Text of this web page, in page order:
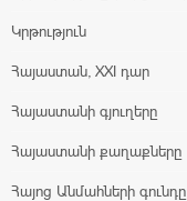
Կրթություն
Հայաստան, XXI դար
Հայաստանի գյուղերը
Հայաստանի քաղաքները
Հայոց Անմահների գունդը